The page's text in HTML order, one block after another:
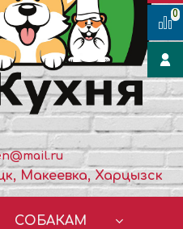
Макеевка, Харцызск
СОБАКАМ
0